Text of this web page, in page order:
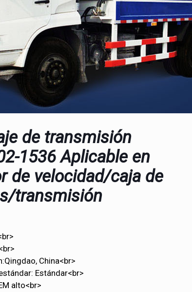
de transmisión
1536 Aplicable en
de velocidad/caja de
transmisión
China<br>
Estándar<br>
alto<br>